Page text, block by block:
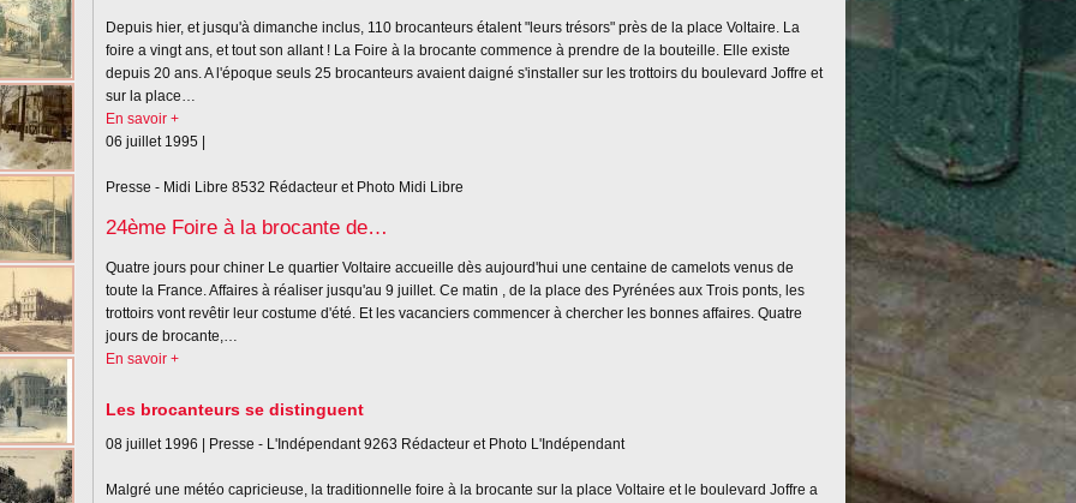
Depuis hier, et jusqu'à dimanche inclus, 110 brocanteurs étalent "leurs trésors" près de la place Voltaire. La
foire a vingt ans, et tout son allant ! La Foire à la brocante commence à prendre de la bouteille. Elle existe
depuis 20 ans. A l'époque seuls 25 brocanteurs avaient daigné s'installer sur les trottoirs du boulevard Joffre et
sur la place…
En savoir +
06 juillet 1995 |
Presse - Midi Libre 8532 Rédacteur et Photo Midi Libre
24ème Foire à la brocante de…
Quatre jours pour chiner Le quartier Voltaire accueille dès aujourd'hui une centaine de camelots venus de
toute la France. Affaires à réaliser jusqu'au 9 juillet. Ce matin , de la place des Pyrénées aux Trois ponts, les
trottoirs vont revêtir leur costume d'été. Et les vacanciers commencer à chercher les bonnes affaires. Quatre
jours de brocante,…
En savoir +
Les brocanteurs se distinguent
08 juillet 1996 | Presse - L'Indépendant 9263 Rédacteur et Photo L'Indépendant
Malgré une météo capricieuse, la traditionnelle foire à la brocante sur la place Voltaire et le boulevard Joffre a